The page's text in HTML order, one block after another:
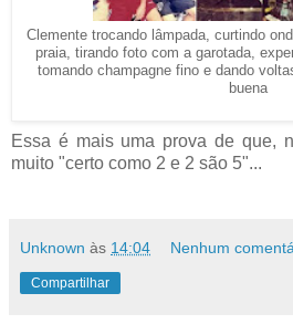
Clemente trocando lâmpada, curtindo
praia, tirando foto com a garotada,
tomando champagne fino e dando
buena
Essa é mais uma prova de que,
muito "certo como 2 e 2 são 5"...
Unknown às 14:04 Nenhum
Compartilhar